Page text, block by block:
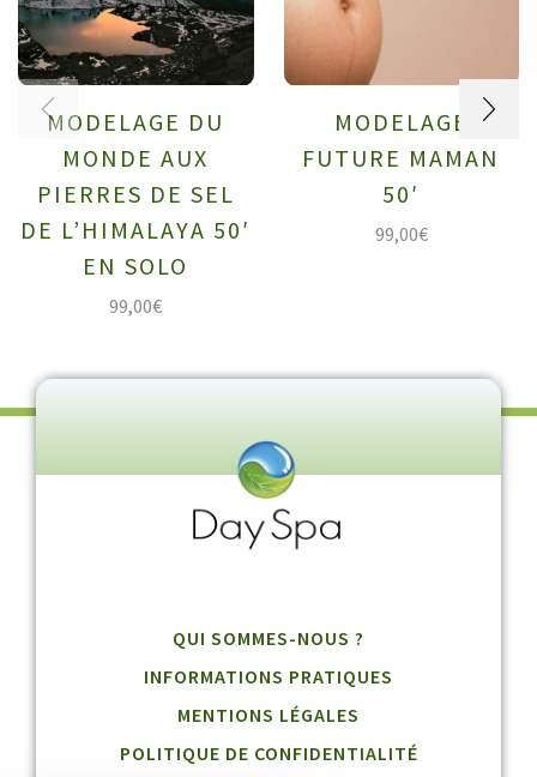
MODELAGE DU
MONDE AUX
PIERRES DE SEL
DE L’HIMALAYA 50′
EN SOLO
99,00€
MODELAGE
FUTURE MAMAN
50′
99,00€
QUI SOMMES-NOUS ?
INFORMATIONS PRATIQUES
MENTIONS LÉGALES
POLITIQUE DE CONFIDENTIALITÉ